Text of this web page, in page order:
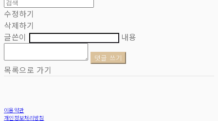
수정하기
삭제하기
글쓴이
내용
댓글 쓰기
목록으로 가기
이용약관
개인정보처리방침